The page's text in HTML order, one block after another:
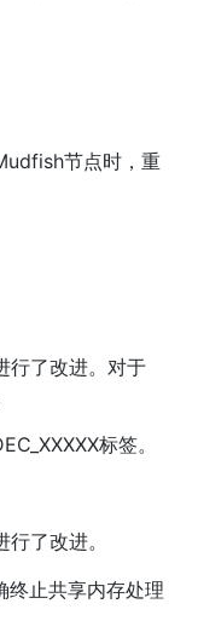
节点时，重
行了改进。对于
标签。
了改进。
终止共享内存处理